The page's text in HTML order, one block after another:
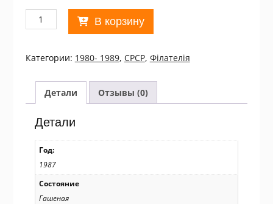
Количество
товара
1987
Новым,
годом!
Used/11136
В корзину
Категории: 1980- 1989, СРСР, Філателія
Детали Отзывы (0)
Детали
Год:
1987
Состояние
Гашеная